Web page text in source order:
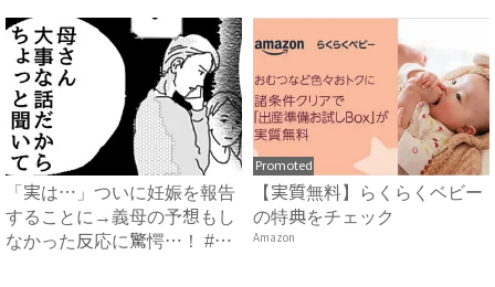
「実は…」ついに妊娠を報告
することに→義母の予想もし
なかった反応に驚愕…！ #
Promoted
【実質無料】らくらくベビー
の特典をチェック
Amazon